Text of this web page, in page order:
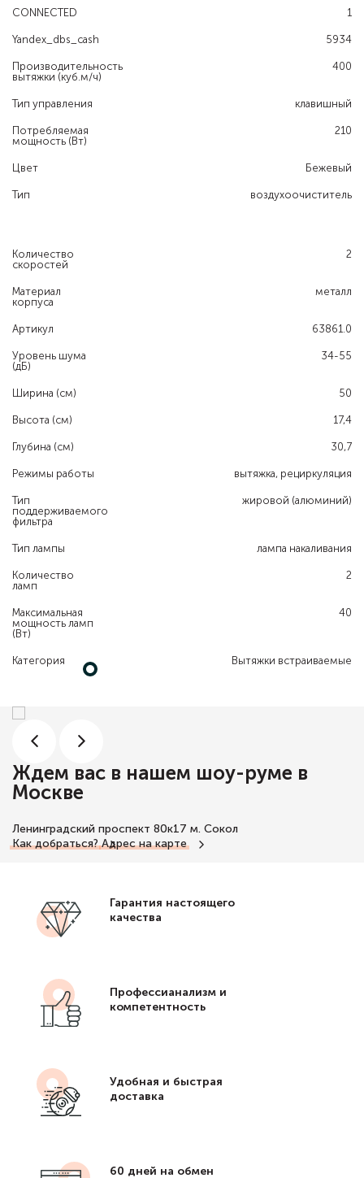
CONNECTED 1
Yandex_dbs_cash 5934
Производительность
вытяжки (куб.м/ч)
400
Тип управления клавишный
Потребляемая
мощность (Вт)
210
Цвет Бежевый
Тип воздухоочиститель
Количество
скоростей
2
Материал
корпуса
металл
Артикул 63861.0
Уровень шума
(дБ)
34-55
Ширина (см) 50
Высота (см) 17,4
Глубина (см) 30,7
Режимы работы вытяжка, рециркуляция
Тип
поддерживаемого
фильтра
жировой (алюминий)
Тип лампы лампа накаливания
Количество
ламп
2
Максимальная
мощность ламп
(Вт)
40
Категория Вытяжки встраиваемые
Ждем вас в нашем шоу-руме в
Москве
Ленинградский проспект 80к17 м. Сокол
Как добраться? Адрес на карте
Гарантия настоящего
качества
Профессианализм и
компетентность
Удобная и быстрая
доставка
60 дней на обмен